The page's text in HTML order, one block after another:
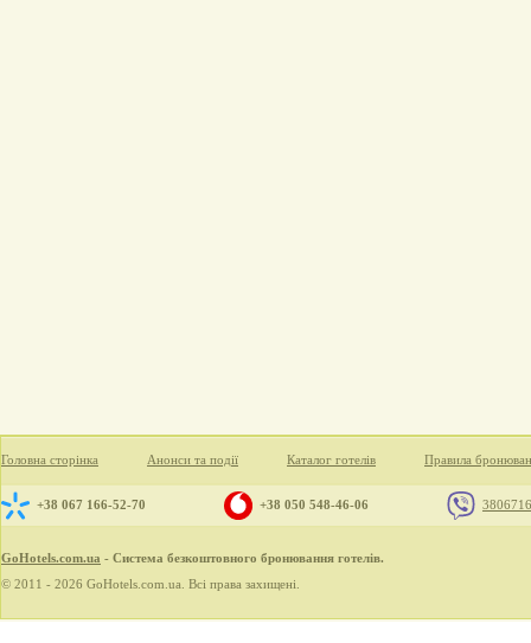
Головна сторінка Анонси та події Каталог готелів Правила
+38 067 166-52-70 +38 050 548-46-06
GoHotels.com.ua - Система безкоштовного бронювання готелів.
© 2011 - 2026 GoHotels.com.ua. Всі права захищені.